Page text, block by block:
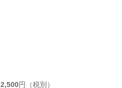
2,500円（税別）